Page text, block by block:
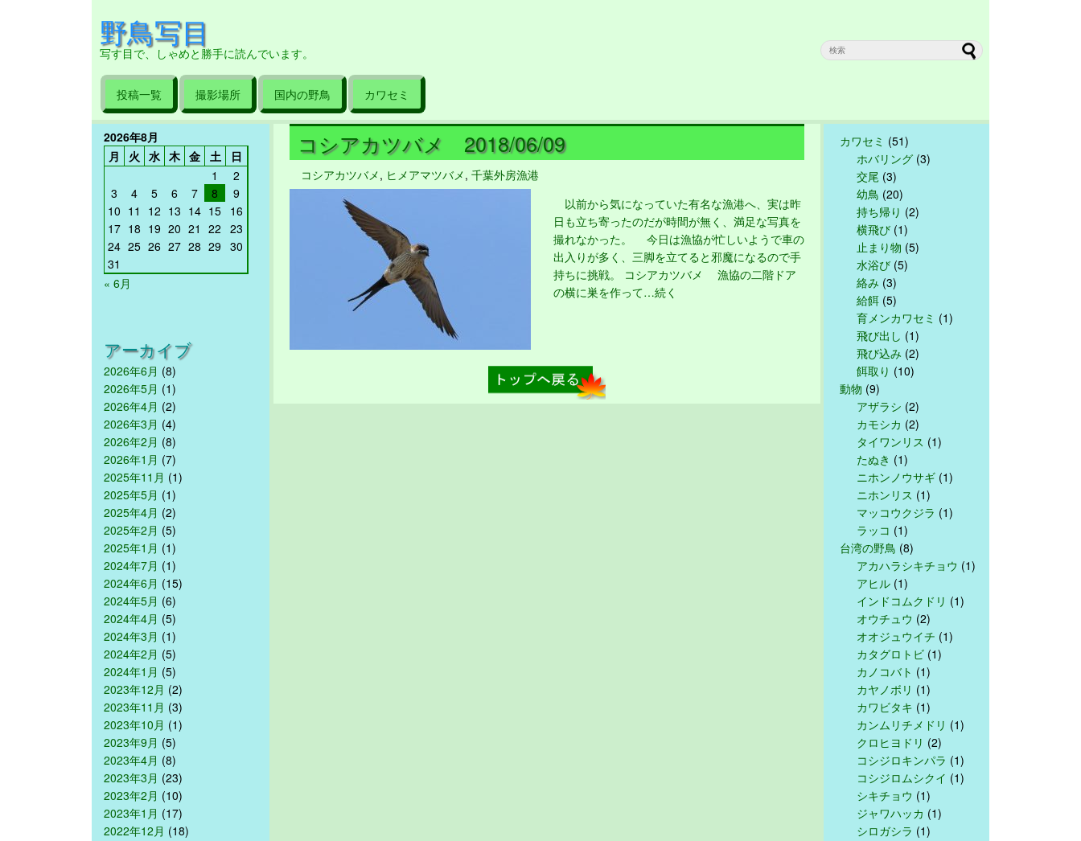
野鳥写目
写す目で、しゃめと勝手に読んでいます。
投稿一覧 撮影場所 国内の野鳥 カワセミ
2026年8月
月
火 水 木 金 土
日
1
2
3
4 5 6 7 8
9
10 11 12 13 14 15 16
17 18 19 20 21 22 23
24 25 26 27 28 29 30
31
« 6月
アーカイブ
2026年6月 (8)
2026年5月 (1)
2026年4月 (2)
2026年3月 (4)
2026年2月 (8)
2026年1月 (7)
2025年11月 (1)
2025年5月 (1)
2025年4月 (2)
2025年2月 (5)
2025年1月 (1)
2024年7月 (1)
2024年6月 (15)
2024年5月 (6)
2024年4月 (5)
2024年3月 (1)
2024年2月 (5)
2024年1月 (5)
2023年12月 (2)
2023年11月 (3)
2023年10月 (1)
2023年9月 (5)
2023年4月 (8)
2023年3月 (23)
2023年2月 (10)
2023年1月 (17)
2022年12月 (18)
コシアカツバメ 2018/06/09
コシアカツバメ, ヒメアマツバメ, 千葉外房漁港
以前から気になっていた有名な漁港へ、実は昨
日も立ち寄ったのだが時間が無く、満足な写真を
撮れなかった。 今日は漁協が忙しいようで車の
出入りが多く、三脚を立てると邪魔になるので手
持ちに挑戦。 コシアカツバメ 漁協の二階ドア
の横に巣を作って…続く
カワセミ (51)
ホバリング (3)
交尾 (3)
幼鳥 (20)
持ち帰り (2)
横飛び (1)
止まり物 (5)
水浴び (5)
絡み (3)
給餌 (5)
育メンカワセミ (1)
飛び出し (1)
飛び込み (2)
餌取り (10)
動物 (9)
アザラシ (2)
カモシカ (2)
タイワンリス (1)
たぬき (1)
ニホンノウサギ (1)
ニホンリス (1)
マッコウクジラ (1)
ラッコ (1)
台湾の野鳥 (8)
アカハラシキチョウ (1)
アヒル (1)
インドコムクドリ (1)
オウチュウ (2)
オオジュウイチ (1)
カタグロトビ (1)
カノコバト (1)
カヤノボリ (1)
カワビタキ (1)
カンムリチメドリ (1)
クロヒヨドリ (2)
コシジロキンパラ (1)
コシジロムシクイ (1)
シキチョウ (1)
ジャワハッカ (1)
シロガシラ (1)